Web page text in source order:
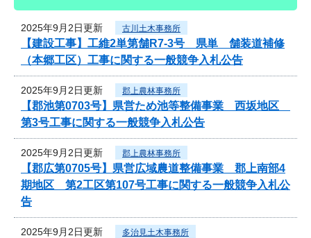
2025年9月2日更新 古川土木事務所
【建設工事】工維2単第舗R7-3号 県単 舗装道補修
（本郷工区）工事に関する一般競争入札公告
2025年9月2日更新 郡上農林事務所
【郡池第0703号】県営ため池等整備事業 西坂地区
第3号工事に関する一般競争入札公告
2025年9月2日更新 郡上農林事務所
【郡広第0705号】県営広域農道整備事業 郡上南部4
期地区 第2工区第107号工事に関する一般競争入札公
告
2025年9月2日更新 多治見土木事務所